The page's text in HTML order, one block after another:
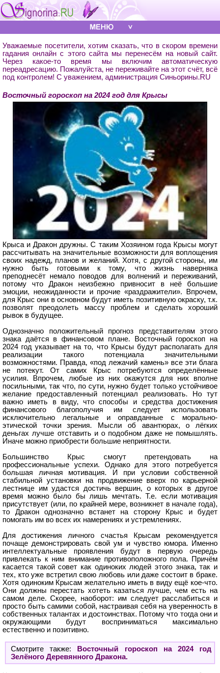
Уважаемые посетители, хотим сказать, что в скором времени
гадания онлайн с этого сайта мы перенесём на новый сайт.
Через какое-то время мы включим автоматическую
переадресацию. Пожалуйста, не переживайте на этот счёт, всё
под контролем! С уважением, администрация Синьорины.RU
Восточный гороскоп на 2024 год для Крысы
Крыса и Дракон дружны. С таким Хозяином года Крысы могут
рассчитывать на значительные возможности для воплощения
своих надежд, планов и желаний. Хотя, с другой стороны, им
нужно быть готовыми к тому, что жизнь наверняка
преподнесёт немало поводов для волнений и переживаний,
потому что Дракон неизбежно привносит в неё большие
эмоции, неожиданности и прочие «раздражители». Впрочем,
для Крыс они в основном будут иметь позитивную окраску, т.к.
позволят преодолеть массу проблем и сделать хороший
рывок в будущее.
Однозначно положительный прогноз представителям этого
знака даётся в финансовом плане. Восточный гороскоп на
2024 год указывает на то, что Крысы будут располагать для
реализации такого потенциала значительными
возможностями. Правда, «под лежачий камень» все эти блага
не потекут. От самих Крыс потребуются определённые
усилия. Впрочем, любые из них окажутся для них вполне
посильными, так что, по сути, нужно будет только устойчивое
желание предоставленный потенциал реализовать. Но тут
важно иметь в виду, что способы и средства достижения
финансового благополучия им следует использовать
исключительно легальные и оправданные с морально-
этической точки зрения. Мысли об авантюрах, о лёгких
деньгах лучше отставить и о подобном даже не помышлять.
Иначе можно приобрести большие неприятности.
Большинство Крыс смогут претендовать на
профессиональные успехи. Однако для этого потребуется
большая личная мотивация. И при условии собственной
стабильной установки на продвижение вверх по карьерной
лестнице им удастся достичь вершин, о которых в другое
время можно было бы лишь мечтать. Т.е. если мотивация
присутствует (или, по крайней мере, возникнет в начале года),
то Дракон однозначно встанет на сторону Крыс и будет
помогать им во всех их намерениях и устремлениях.
Для достижения личного счастья Крысам рекомендуется
почаще демонстрировать свой ум и чувство юмора. Именно
интеллектуальные проявления будут в первую очередь
привлекать к ним внимание противоположного пола. Причём
касается такой совет как одиноких людей этого знака, так и
тех, кто уже встретил свою любовь или даже состоит в браке.
Хотя одиноким Крысам желательно иметь в виду ещё кое-что.
Они должны перестать хотеть казаться лучше, чем есть на
самом деле. Скорее, наоборот: им следует расслабиться и
просто быть самими собой, настраивая себя на уверенность в
собственных талантах и достоинствах. Потому что тогда они и
окружающими будут восприниматься максимально
естественно и позитивно.
Смотрите также:
Восточный гороскоп на 2024 год
Зелёного Деревянного Дракона.